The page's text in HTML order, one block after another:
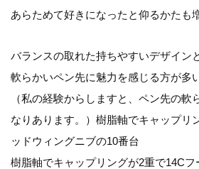
あらためて好きになったと仰るかたも
バランスの取れた持ちやすいデザインと
軟らかいペン先に魅力を感じる方が多
（私の経験からしますと、ペン先の軟
なりあります。） 樹脂軸でキャップリ
ッドウィングニブの10番台
樹脂軸でキャップリングが2重で14C